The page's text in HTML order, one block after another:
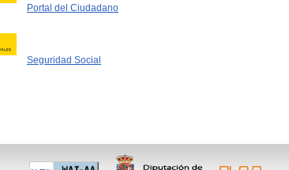
Portal del Ciudadano
Seguridad Social